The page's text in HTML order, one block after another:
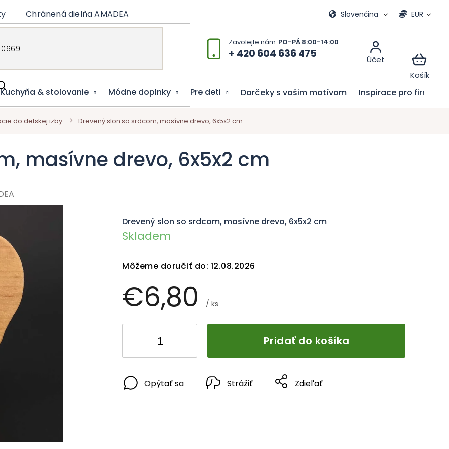
+ 420 604 636 475
Chránená dielňa AMADEA Moja objednávka EUR
Slovenčina
Kuchyňa & stolovanie Módne doplnky Pre deti Darčeky s vašim motívom Inspirace pro firmy
do detskej izby Drevený slon so srdcom, masívne drevo, 6x5x2 cm
masívne drevo, 6x5x2 cm
€6,80 / ks
Skladem
Môžeme doručiť do: 12.08.2026
Pridať do košíka
Drevený slon so srdcom, masívne drevo, 6x5x2 cm
Opýtať sa Strážiť Zdieľať